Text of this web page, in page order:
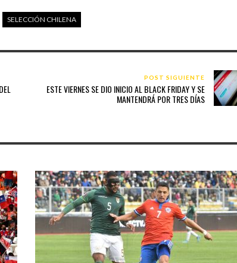
SELECCIÓN CHILENA
POST SIGUIENTE
ESTE VIERNES SE DIO INICIO AL BLACK FRIDAY Y SE
MANTENDRÁ POR TRES DÍAS